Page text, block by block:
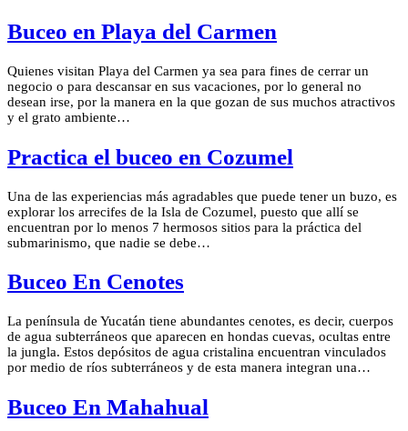
Buceo en Playa del Carmen
Quienes visitan Playa del Carmen ya sea para fines de cerrar un
negocio o para descansar en sus vacaciones, por lo general no
desean irse, por la manera en la que gozan de sus muchos atractivos
y el grato ambiente…
Practica el buceo en Cozumel
Una de las experiencias más agradables que puede tener un buzo, es
explorar los arrecifes de la Isla de Cozumel, puesto que allí se
encuentran por lo menos 7 hermosos sitios para la práctica del
submarinismo, que nadie se debe…
Buceo En Cenotes
La península de Yucatán tiene abundantes cenotes, es decir, cuerpos
de agua subterráneos que aparecen en hondas cuevas, ocultas entre
la jungla. Estos depósitos de agua cristalina encuentran vinculados
por medio de ríos subterráneos y de esta manera integran una…
Buceo En Mahahual